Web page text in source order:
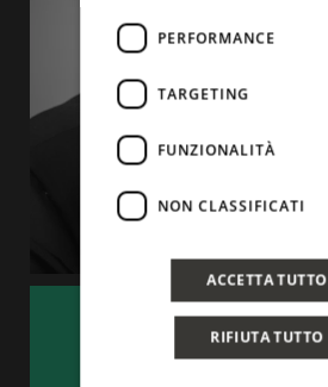
PERFORMANCE
TARGETING
FUNZIONALITÀ
NON CLASSIFICATI
ACCETTA TUTTO
RIFIUTA TUTTO